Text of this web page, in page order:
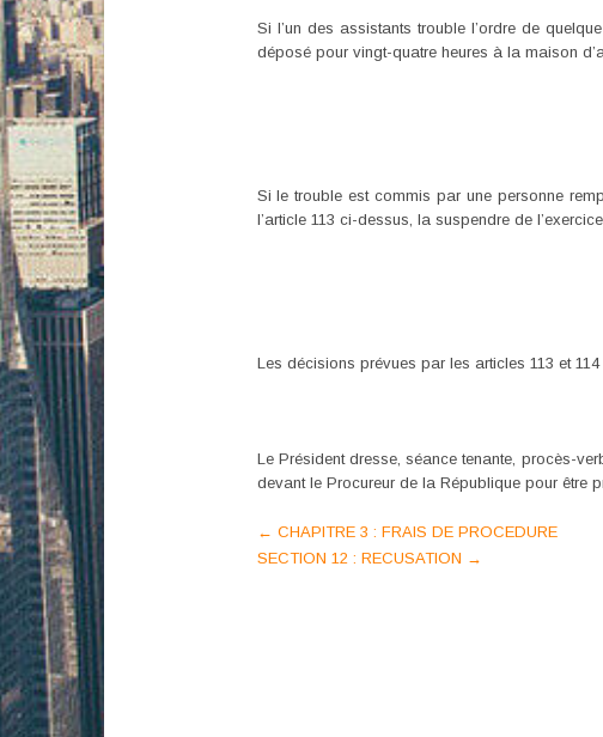
Si l’un des assistants trouble l’ordre de
déposé pour vingt-quatre heures à la maison
Si le trouble est commis par une personne
l’article 113 ci-dessus, la suspendre de
Les décisions prévues par les articles 113 et
Le Président dresse, séance tenante, procès-
devant le Procureur de la République pour être
Post
navigation
← CHAPITRE 3 : FRAIS DE PROCEDURE
SECTION 12 : RECUSATION →